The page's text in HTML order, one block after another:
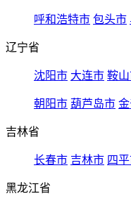
呼和浩特市 包头市
辽宁省
沈阳市 大连市 鞍
朝阳市 葫芦岛市
吉林省
长春市 吉林市 四
黑龙江省